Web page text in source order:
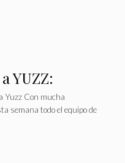
YUZZ:
Yuzz Con mucha
semana todo el equipo de